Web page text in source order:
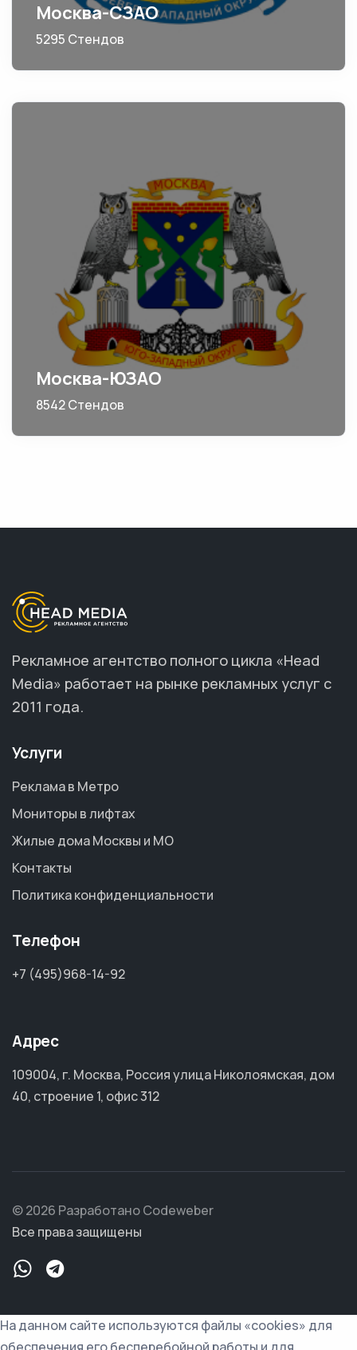
Москва-СЗАО
5295 Стендов
Москва-ЮЗАО
8542 Стендов
Рекламное агентство полного цикла «Head
Media» работает на рынке рекламных услуг с
2011 года.
Услуги
Реклама в Метро
Мониторы в лифтах
Жилые дома Москвы и МО
Контакты
Политика конфиденциальности
Телефон
+7 (495)968-14-92
Адрес
109004, г. Москва, Россия улица Николоямская, дом
40, строение 1, офис 312
© 2026 Разработано Codeweber
Все права защищены
На данном сайте используются файлы «cookies» для